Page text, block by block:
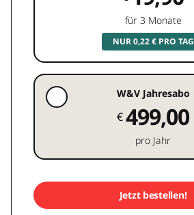
für 3 Monate
NUR 0,22 € PRO TAG
W&V Jahresabo
€499,00
pro Jahr
Jetzt bestellen!